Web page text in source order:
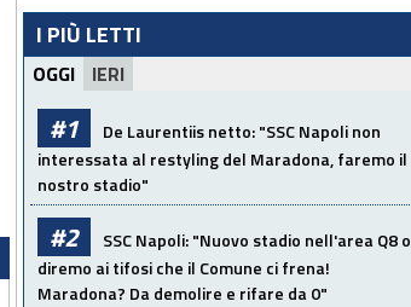
I PIÙ LETTI
OGGI IERI
#1
De Laurentiis netto: "SSC Napoli non
interessata al restyling del Maradona, faremo il
nostro stadio"
#2
SSC Napoli: "Nuovo stadio nell'area Q8 o
diremo ai tifosi che il Comune ci frena!
Maradona? Da demolire e rifare da 0"